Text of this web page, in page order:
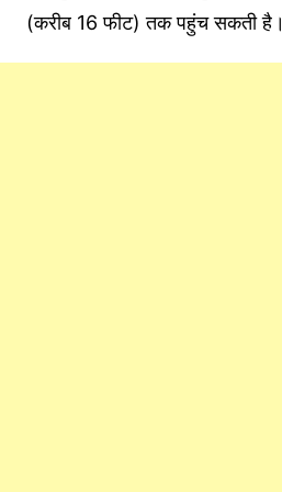
(करीब 16 फीट) तक पहुंच सकती है।